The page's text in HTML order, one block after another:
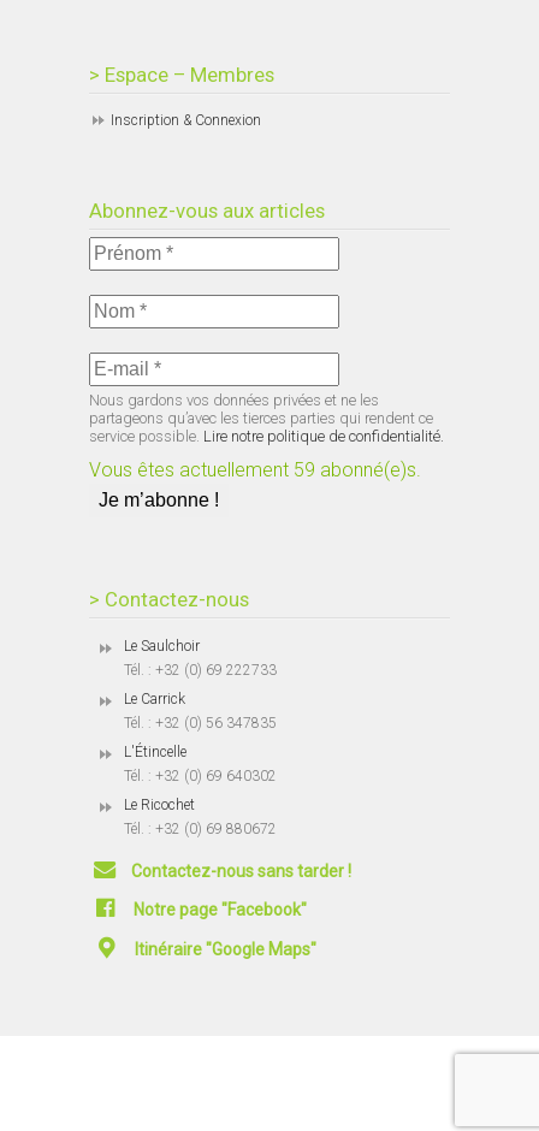
> Espace – Membres
Inscription & Connexion
Abonnez-vous aux articles
Nous gardons vos données privées et ne les
partageons qu’avec les tierces parties qui rendent ce
service possible. Lire notre politique de confidentialité.
Vous êtes actuellement 59 abonné(e)s.
> Contactez-nous
Le Saulchoir
Tél. : +32 (0) 69 222733
Le Carrick
Tél. : +32 (0) 56 347835
L'Étincelle
Tél. : +32 (0) 69 640302
Le Ricochet
Tél. : +32 (0) 69 880672
Contactez-nous sans tarder !
Notre page "Facebook"
Itinéraire "Google Maps"